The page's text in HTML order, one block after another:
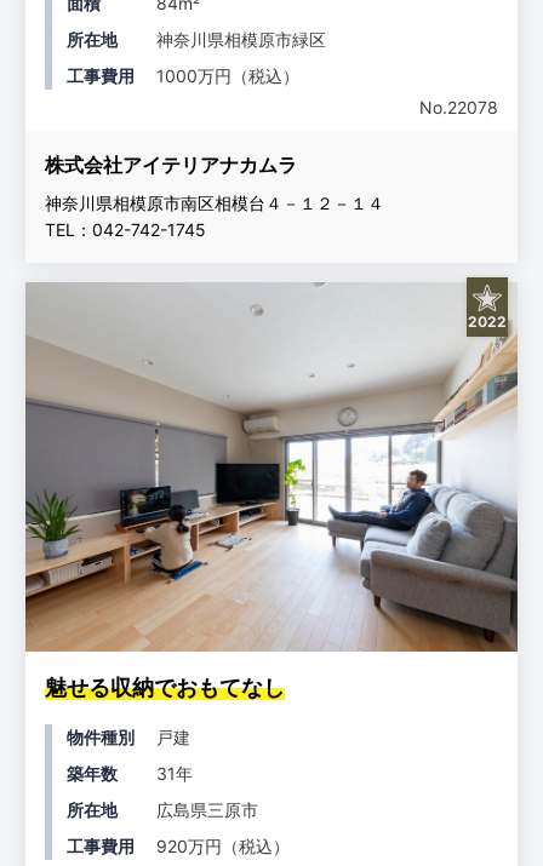
所在地
神奈川県相模原市緑区
工事費用
1000万円（税込）
No.22078
株式会社アイテリアナカムラ
神奈川県相模原市南区相模台４－１２－１４
TEL：042-742-1745
2022
魅せる収納でおもてなし
物件種別
戸建
築年数
31年
所在地
広島県三原市
工事費用
920万円（税込）